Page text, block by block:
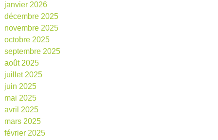
janvier 2026
décembre 2025
novembre 2025
octobre 2025
septembre 2025
août 2025
juillet 2025
juin 2025
mai 2025
avril 2025
mars 2025
février 2025